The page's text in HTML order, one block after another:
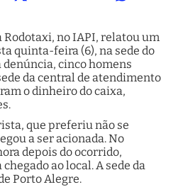
no IAPI, relatou um
quinta-feira (6), na sede do
denúncia, cinco homens
da central de atendimento
o dinheiro do caixa,
que preferiu não se
a ser acionada. No
depois do ocorrido,
ao local. A sede da
Porto Alegre.